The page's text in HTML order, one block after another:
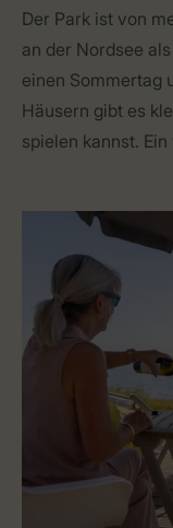
Der Park ist von
an der Nordsee
einen Sommertag
Häusern gibt es
spielen kannst.